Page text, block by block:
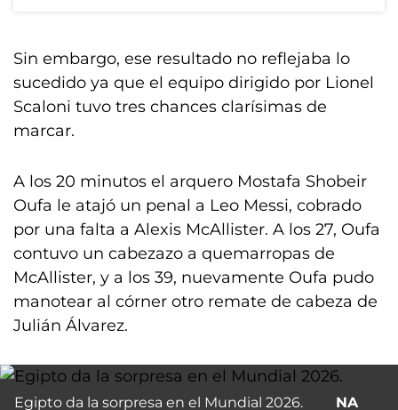
Sin embargo, ese resultado no reflejaba lo
sucedido ya que el equipo dirigido por Lionel
Scaloni tuvo tres chances clarísimas de
marcar.
A los 20 minutos el arquero Mostafa Shobeir
Oufa le atajó un penal a Leo Messi, cobrado
por una falta a Alexis McAllister. A los 27, Oufa
contuvo un cabezazo a quemarropas de
McAllister, y a los 39, nuevamente Oufa pudo
manotear al córner otro remate de cabeza de
Julián Álvarez.
Egipto da la sorpresa en el Mundial 2026. NA